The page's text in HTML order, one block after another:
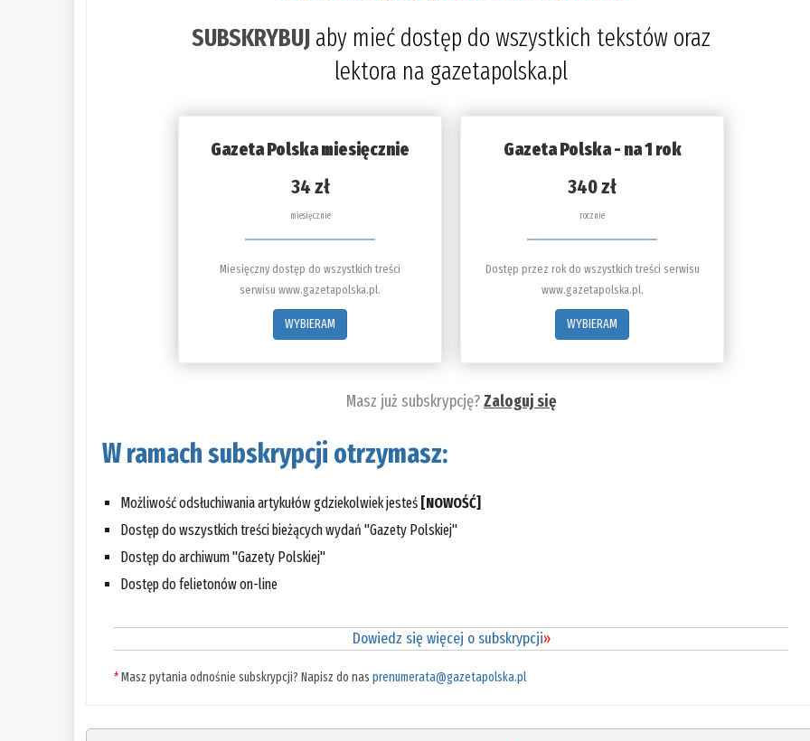
SUBSKRYBUJ aby mieć dostęp do wszystkich tekstów oraz
lektora na gazetapolska.pl
Gazeta Polska miesięcznie
34 zł
miesięcznie
Miesięczny dostęp do wszystkich treści
serwisu www.gazetapolska.pl.
WYBIERAM
Gazeta Polska - na 1 rok
340 zł
rocznie
Dostęp przez rok do wszystkich treści serwisu
www.gazetapolska.pl.
WYBIERAM
Masz już subskrypcję?Zaloguj się
W ramach subskrypcji otrzymasz:
Możliwość odsłuchiwania artykułów gdziekolwiek jesteś [NOWOŚĆ]
Dostęp do wszystkich treści bieżących wydań "Gazety Polskiej"
Dostęp do archiwum "Gazety Polskiej"
Dostęp do felietonów on-line
Dowiedz się więcej o subskrypcji»
*Masz pytania odnośnie subskrypcji? Napisz do nasprenumerata@gazetapolska.pl